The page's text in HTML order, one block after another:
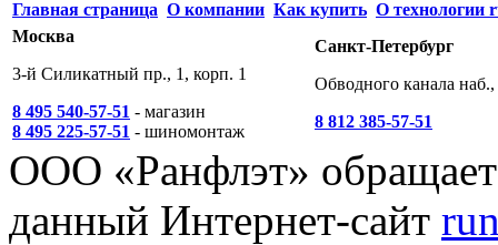
Главная страница О компании Как купить О технологии
Москва
3-й Силикатный пр., 1, корп. 1
8 495 540-57-51 - магазин
8 495 225-57-51 - шиномонтаж
Санкт-Петербург
Обводного канала
8 812 385-57-51
ООО «Ранфлэт»
данный Интернет-сайт